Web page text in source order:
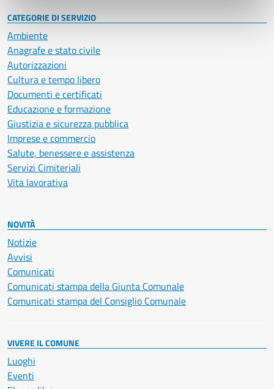
CATEGORIE DI SERVIZIO
Ambiente
Anagrafe e stato civile
Autorizzazioni
Cultura e tempo libero
Documenti e certificati
Educazione e formazione
Giustizia e sicurezza pubblica
Imprese e commercio
Salute, benessere e assistenza
Servizi Cimiteriali
Vita lavorativa
NOVITÀ
Notizie
Avvisi
Comunicati
Comunicati stampa della Giunta Comunale
Comunicati stampa del Consiglio Comunale
VIVERE IL COMUNE
Luoghi
Eventi